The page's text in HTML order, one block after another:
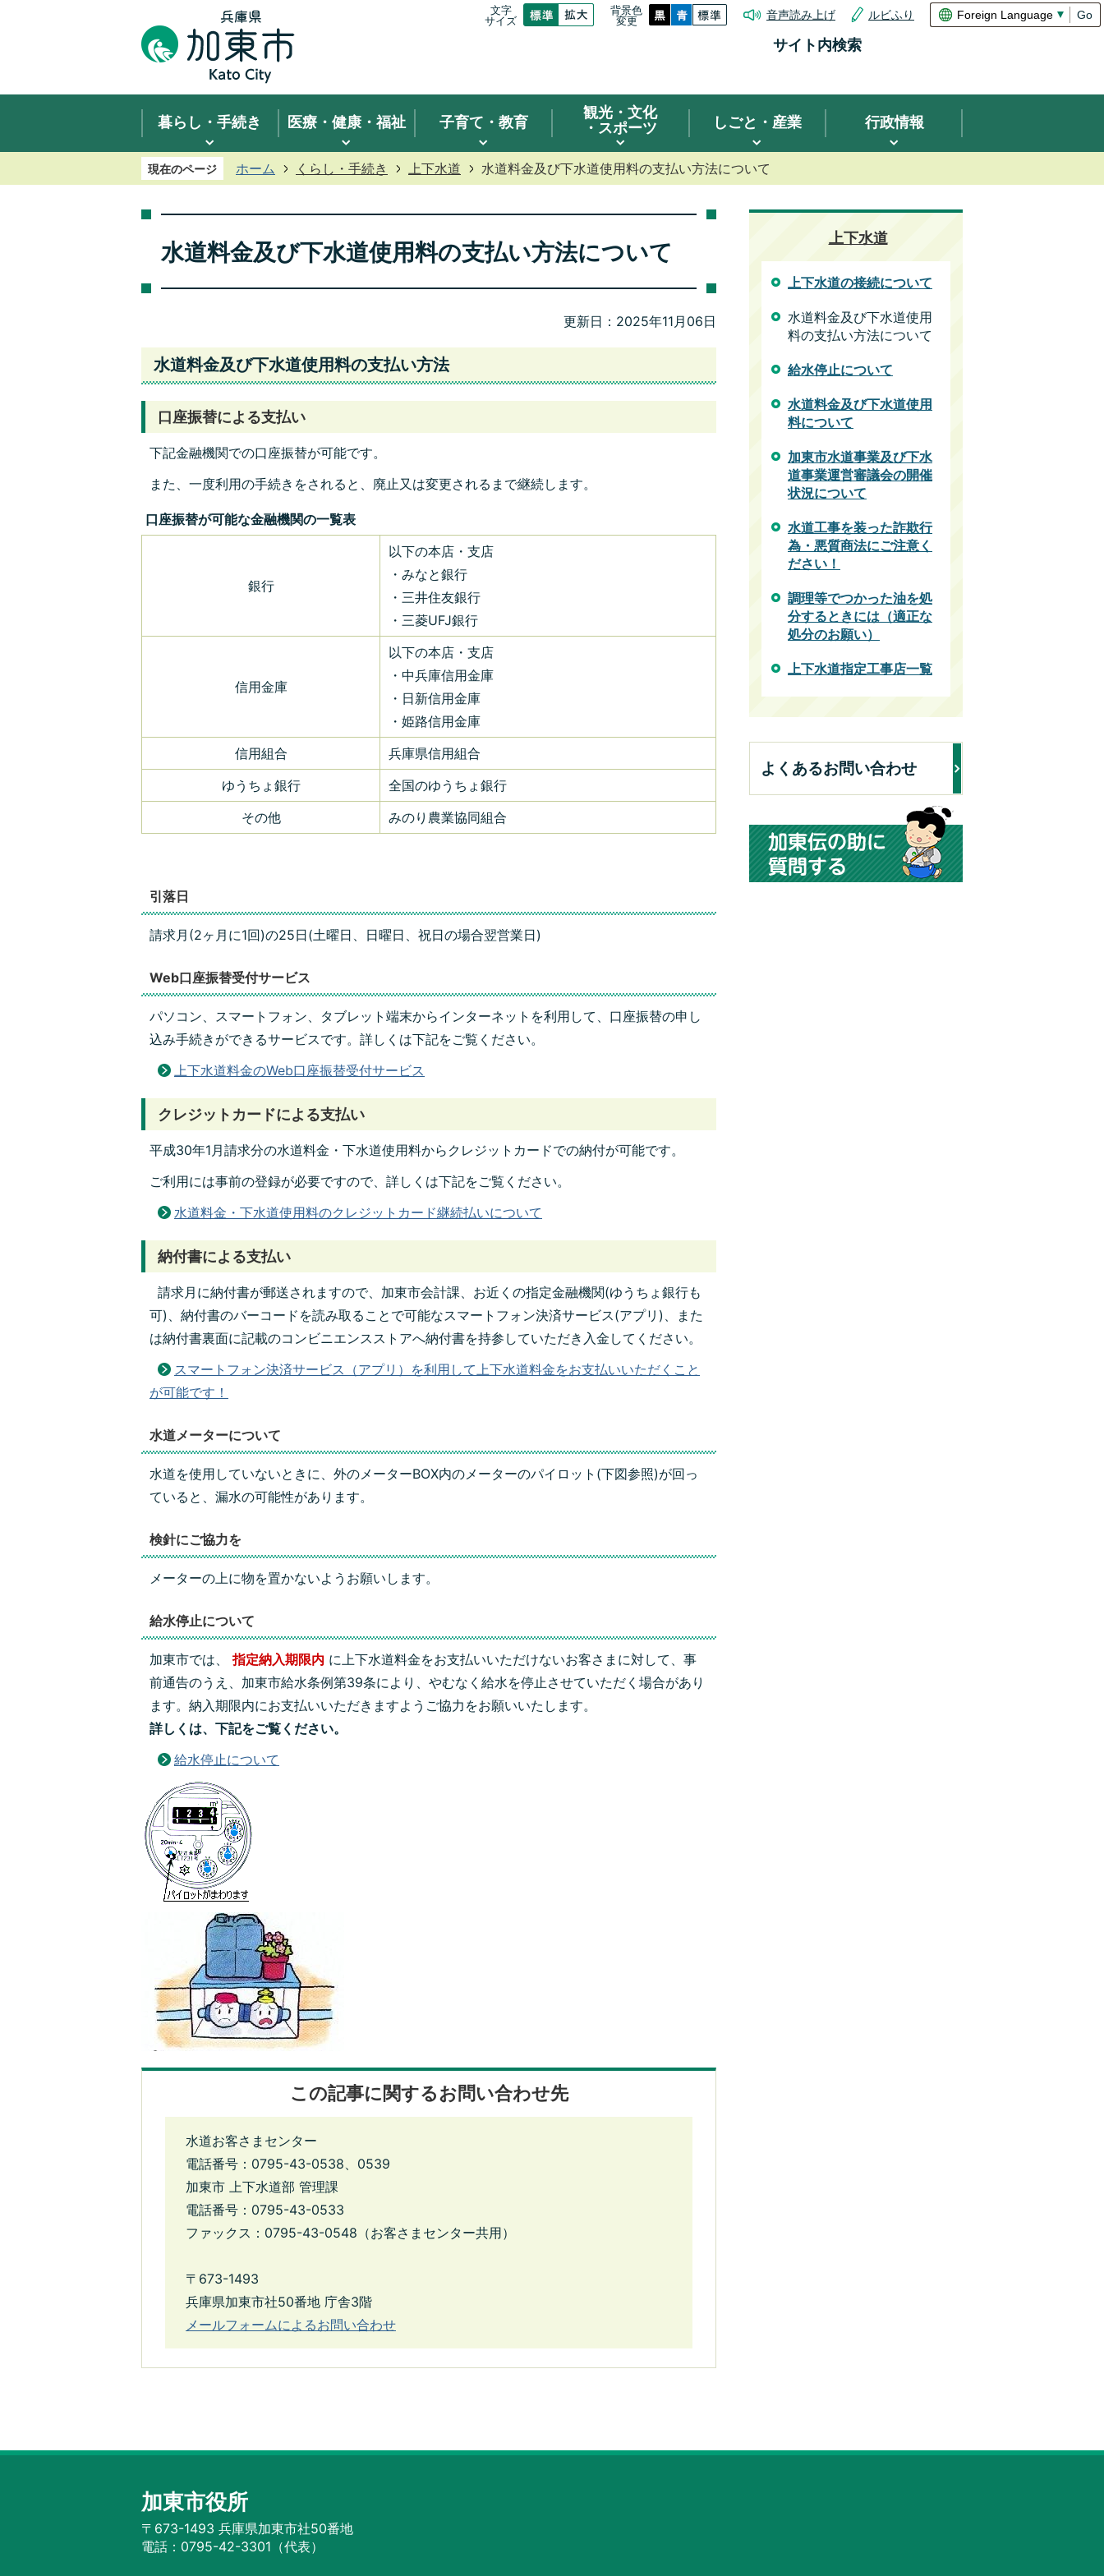
文字
サイズ
背景色
変更
音声読み上げ ルビふり Go
サイト内検索
暮らし・手続き 医療・健康・福祉 子育て・教育
観光 ・文化
・スポーツ
しごと・産業 行政情報
現在のページ ホーム くらし・手続き 上下水道 水道料金及び下水道使用料の支払い方法について
水道料金及び下水道使用料の支払い方法について
更新日：2025年11月06日
水道料金及び下水道使用料の支払い方法
口座振替による支払い
下記金融機関での口座振替が可能です。
また、一度利用の手続きをされると、廃止又は変更されるまで継続します。
口座振替が可能な金融機関の一覧表
銀行
以下の本店・支店
・みなと銀行
・三井住友銀行
・三菱UFJ銀行
信用金庫
以下の本店・支店
・中兵庫信用金庫
・日新信用金庫
・姫路信用金庫
信用組合
兵庫県信用組合
ゆうちょ銀行
全国のゆうちょ銀行
その他
みのり農業協同組合
引落日
請求月(2ヶ月に1回)の25日(土曜日、日曜日、祝日の場合翌営業日)
Web口座振替受付サービス
パソコン、スマートフォン、タブレット端末からインターネットを利用して、口座振替の申し
込み手続きができるサービスです。詳しくは下記をご覧ください。
上下水道料金のWeb口座振替受付サービス
クレジットカードによる支払い
平成30年1月請求分の水道料金・下水道使用料からクレジットカードでの納付が可能です。
ご利用には事前の登録が必要ですので、詳しくは下記をご覧ください。
水道料金・下水道使用料のクレジットカード継続払いについて
納付書による支払い
請求月に納付書が郵送されますので、加東市会計課、お近くの指定金融機関(ゆうちょ銀行も
可)、納付書のバーコードを読み取ることで可能なスマートフォン決済サービス(アプリ)、また
は納付書裏面に記載のコンビニエンスストアへ納付書を持参していただき入金してください。
スマートフォン決済サービス（アプリ）を利用して上下水道料金をお支払いいただくこと
が可能です！
水道メーターについて
水道を使用していないときに、外のメーターBOX内のメーターのパイロット(下図参照)が回っ
ていると、漏水の可能性があります。
検針にご協力を
メーターの上に物を置かないようお願いします。
給水停止について
加東市では、指定納入期限内 に上下水道料金をお支払いいただけないお客さまに対して、事
前通告のうえ、加東市給水条例第39条により、やむなく給水を停止させていただく場合があり
ます。納入期限内にお支払いいただきますようご協力をお願いいたします。
詳しくは、下記をご覧ください。
給水停止について
この記事に関するお問い合わせ先
水道お客さまセンター
電話番号：0795-43-0538、0539
加東市 上下水道部 管理課
電話番号：0795-43-0533
ファックス：0795-43-0548（お客さまセンター共用）
〒673-1493
兵庫県加東市社50番地 庁舎3階
メールフォームによるお問い合わせ
上下水道
上下水道の接続について
水道料金及び下水道使用
料の支払い方法について
給水停止について
水道料金及び下水道使用
料について
加東市水道事業及び下水
道事業運営審議会の開催
状況について
水道工事を装った詐欺行
為・悪質商法にご注意く
ださい！
調理等でつかった油を処
分するときには（適正な
処分のお願い）
上下水道指定工事店一覧
よくあるお問い合わせ
加東市役所
〒673-1493 兵庫県加東市社50番地
電話：0795-42-3301（代表）